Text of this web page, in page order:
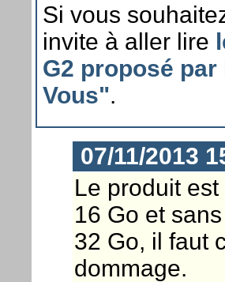
Si vous
invite à aller lire
G2 proposé
Vous".
07/11/2013
Le produit
16 Go et
32 Go, il faut
dommage.